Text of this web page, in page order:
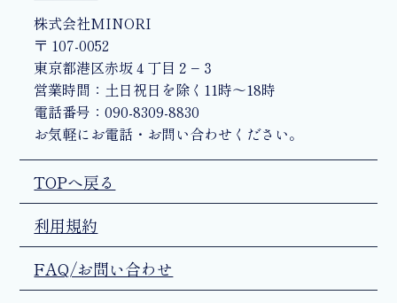
株式会社MINORI
〒 107-0052
東京都港区赤坂４丁目２−３
営業時間：土日祝日を除く11時〜18時
電話番号：090-8309-8830
お気軽にお電話・お問い合わせください。
TOPへ戻る
利用規約
FAQ/お問い合わせ